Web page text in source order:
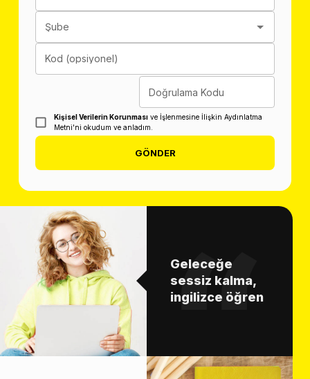
Şube
Kod (opsiyonel)
Doğrulama Kodu
Kişisel Verilerin Korunması ve İşlenmesine İlişkin Aydınlatma
Metni'ni okudum ve anladım.
GÖNDER
Geleceğe
sessiz kalma,
ingilizce öğren